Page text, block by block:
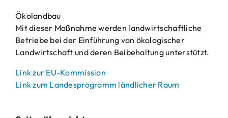
Ökolandbau
Mit dieser Maßnahme werden landwirtschaftliche
Betriebe bei der Einführung von ökologischer
Landwirtschaft und deren Beibehaltung unterstützt.
Link zur EU-Kommission
Link zum Landesprogramm ländlicher Raum